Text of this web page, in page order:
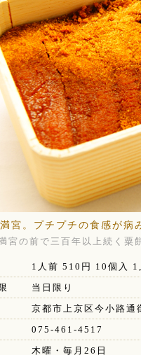
宮。プチプチの食感が病
宮の前で三百年以上続く粟
1人前 510円 10個入
当日限り
京都市上京区今小路
075-461-4517
木曜・毎月26日